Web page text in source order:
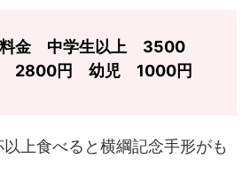
料金 中学生以上 3500
2800円 幼児 1000円
上食べると横綱記念手形がも